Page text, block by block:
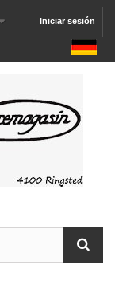
Iniciar sesión